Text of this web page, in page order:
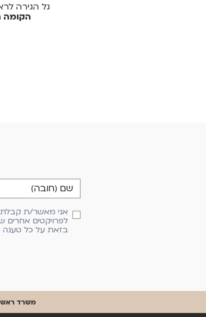
גל הגירה
הקומה
אני מאשר/ת קבלת
לפרויקטים אחרים
בזאת על כל טענה
משרד